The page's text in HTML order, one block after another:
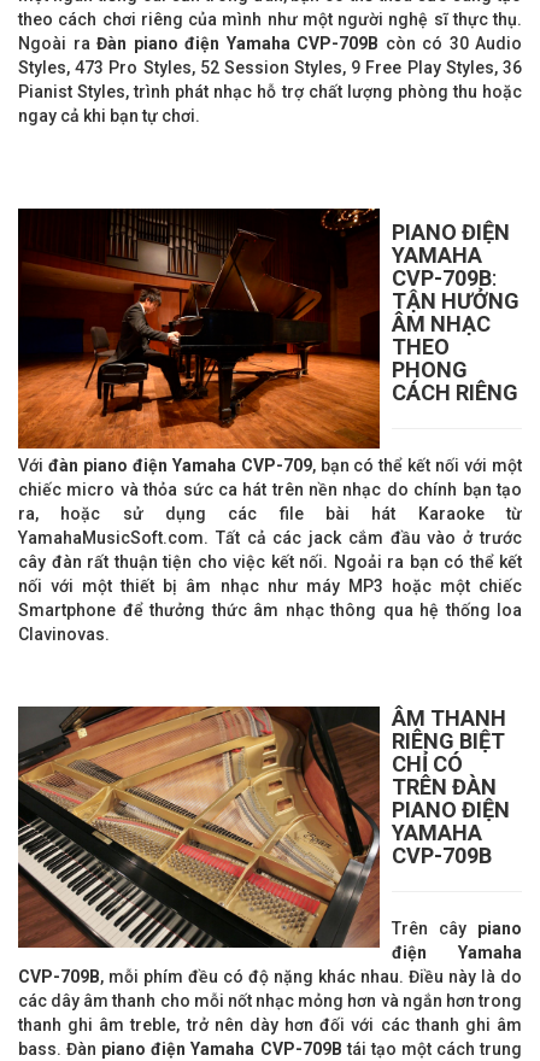
theo cách chơi riêng của mình như một người nghệ sĩ thực thụ.
Ngoài ra Đàn piano điện Yamaha CVP-709B còn có 30 Audio
Styles, 473 Pro Styles, 52 Session Styles, 9 Free Play Styles, 36
Pianist Styles, trình phát nhạc hỗ trợ chất lượng phòng thu hoặc
ngay cả khi bạn tự chơi.
PIANO ĐIỆN
YAMAHA
CVP-709B:
TẬN HƯỞNG
ÂM NHẠC
THEO
PHONG
CÁCH RIÊNG
Với đàn piano điện Yamaha CVP-709, bạn có thể kết nối với một
chiếc micro và thỏa sức ca hát trên nền nhạc do chính bạn tạo
ra, hoặc sử dụng các file bài hát Karaoke từ
YamahaMusicSoft.com. Tất cả các jack cắm đầu vào ở trước
cây đàn rất thuận tiện cho việc kết nối. Ngoải ra bạn có thể kết
nối với một thiết bị âm nhạc như máy MP3 hoặc một chiếc
Smartphone để thưởng thức âm nhạc thông qua hệ thống loa
Clavinovas.
ÂM THANH
RIÊNG BIỆT
CHỈ CÓ
TRÊN ĐÀN
PIANO ĐIỆN
YAMAHA
CVP-709B
Trên cây piano
điện Yamaha
CVP-709B, mỗi phím đều có độ nặng khác nhau. Điều này là do
các dây âm thanh cho mỗi nốt nhạc mỏng hơn và ngắn hơn trong
thanh ghi âm treble, trở nên dày hơn đối với các thanh ghi âm
bass. Đàn piano điện Yamaha CVP-709B tái tạo một cách trung